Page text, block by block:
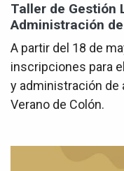
Taller de Gestión
Administración
A partir del 18 de
inscripciones para
y administración de
Verano de Colón.